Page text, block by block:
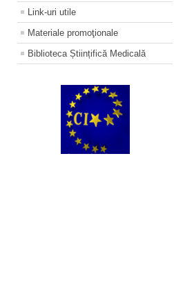
Link-uri utile
Materiale promoţionale
Biblioteca Științifică Medicală